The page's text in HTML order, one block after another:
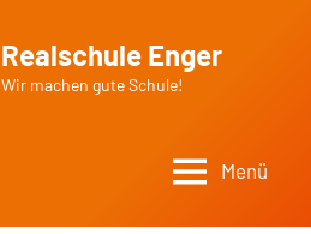
Realschule Enger
Wir machen gute Schule!
Menü